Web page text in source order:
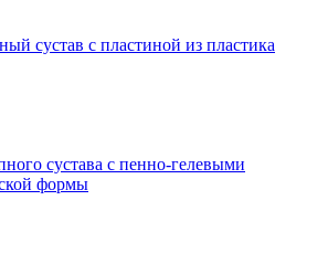
сустав с пластиной из пластика
сустава с пенно-гелевыми
формы